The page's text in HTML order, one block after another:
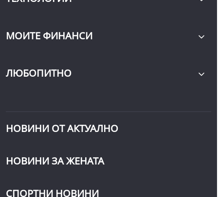
МОИТЕ ФИНАНСИ
ЛЮБОПИТНО
НОВИНИ ОТ АКТУАЛНО
НОВИНИ ЗА ЖЕНАТА
СПОРТНИ НОВИНИ